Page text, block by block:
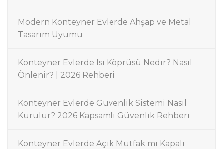
Modern Konteyner Evlerde Ahşap ve Metal
Tasarım Uyumu
Konteyner Evlerde Isı Köprüsü Nedir? Nasıl
Önlenir? | 2026 Rehberi
Konteyner Evlerde Güvenlik Sistemi Nasıl
Kurulur? 2026 Kapsamlı Güvenlik Rehberi
Konteyner Evlerde Açık Mutfak mı Kapalı